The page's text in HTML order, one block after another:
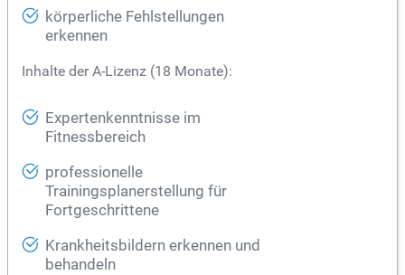
körperliche Fehlstellungen
erkennen
Inhalte der A-Lizenz (18 Monate):
Expertenkenntnisse im
Fitnessbereich
professionelle
Trainingsplanerstellung für
Fortgeschrittene
Krankheitsbildern erkennen und
behandeln